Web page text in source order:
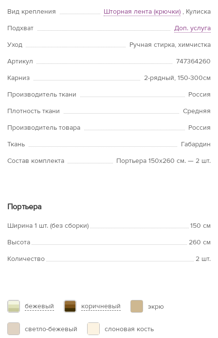
Вид крепления
Шторная лента (крючки) , Кулиска
Подхват
Доп. услуга
Уход
Ручная стирка, химчистка
Артикул
747364260
Карниз
2-рядный, 150-300см
Производитель ткани
Россия
Плотность ткани
Средняя
Производитель товара
Россия
Ткань
Габардин
Состав комплекта
Портьера 150х260 см. — 2 шт.
Портьера
Ширина 1 шт. (без сборки)
150 см
Высота
260 см
Количество
2 шт.
бежевый коричневый экрю
светло-бежевый слоновая кость